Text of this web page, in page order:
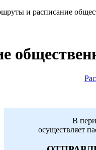
и расписание
В
осуществляет